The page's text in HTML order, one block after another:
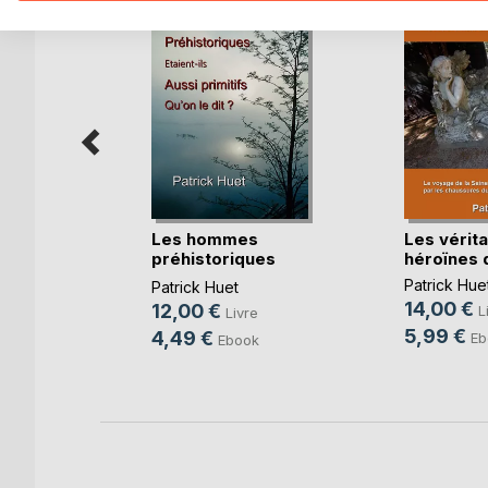
Les hommes
préhistoriques
étaient-(...)
Patrick Huet
12,00 € Livre
4,49 € Ebook
Les
héroïnes
Patrick
14,00 €
5,99 €